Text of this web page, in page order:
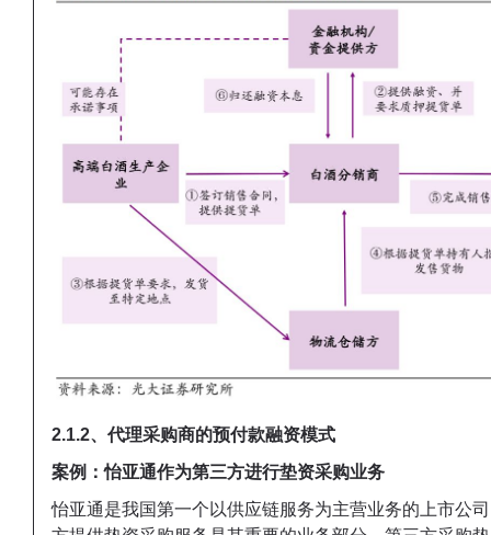
2.1.2、代理采购商的预付款融资模式
案例：怡亚通作为第三方进行垫资采购业务
怡亚通是我国第一个以供应链服务为主营业务的上市公